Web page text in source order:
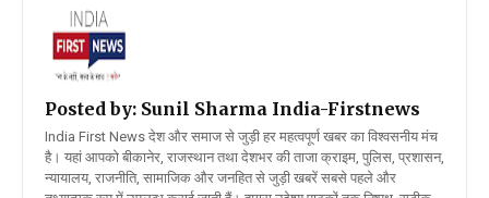
Posted by: Sunil Sharma India-Firstnews
India First News देश और समाज से जुड़ी हर महत्वपूर्ण खबर का विश्वसनीय मंच
है। यहां आपको बीकानेर, राजस्थान तथा देशभर की ताजा क्राइम, पुलिस, प्रशासन,
न्यायालय, राजनीति, सामाजिक और जनहित से जुड़ी खबरें सबसे पहले और